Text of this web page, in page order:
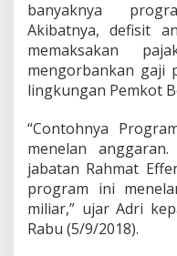
banyaknya
Akibatnya, defisit
memaksakan
mengorbankan gaji
lingkungan Pemkot
“Contohnya
menelan
jabatan Rahmat
program ini
miliar,” ujar Adri
Rabu (5/9/2018).